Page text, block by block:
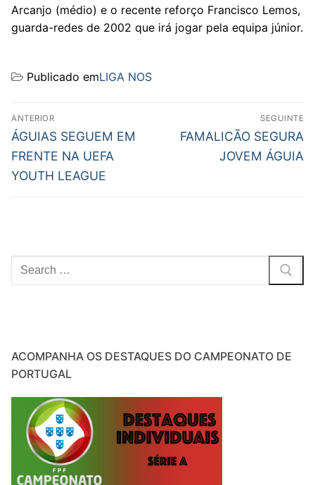
Arcanjo (médio) e o recente reforço Francisco Lemos,
guarda-redes de 2002 que irá jogar pela equipa júnior.
Publicado emLIGA NOS
Navegação
de
artigos
ANTERIOR
Previous
post:
ÁGUIAS SEGUEM EM
FRENTE NA UEFA
YOUTH LEAGUE
SEGUINTE
Next
FAMALICÃO SEGURA
JOVEM ÁGUIA
Pesquisar
por:
ACOMPANHA OS DESTAQUES DO CAMPEONATO DE
PORTUGAL